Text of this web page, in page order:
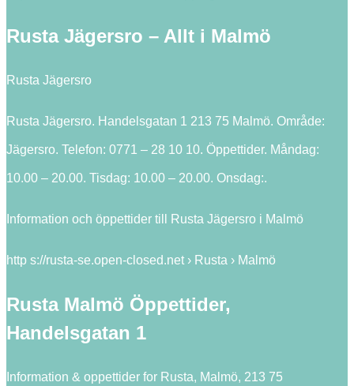
Rusta Jägersro – Allt i Malmö
Rusta Jägersro
Rusta Jägersro. Handelsgatan 1 213 75 Malmö. Område:
Jägersro. Telefon: 0771 – 28 10 10. Öppettider. Måndag:
10.00 – 20.00. Tisdag: 10.00 – 20.00. Onsdag:.
Information och öppettider till Rusta Jägersro i Malmö
http s://rusta-se.open-closed.net › Rusta › Malmö
Rusta Malmö Öppettider,
Handelsgatan 1
Information & oppettider for Rusta, Malmö, 213 75